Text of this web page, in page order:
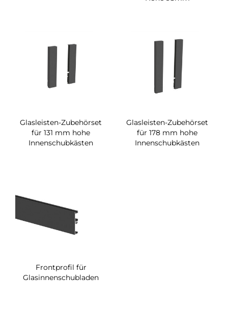
Glasleisten-Zubehörset
für 131 mm hohe
Innenschubkästen
Glasleisten-Zubehörset
für 178 mm hohe
Innenschubkästen
Frontprofil für
Glasinnenschubladen